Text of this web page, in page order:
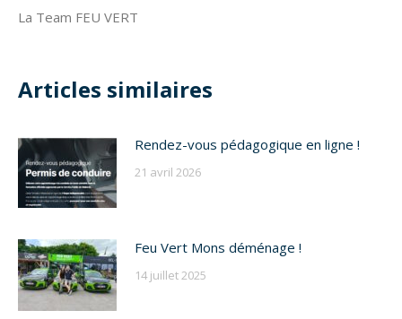
La Team FEU VERT
Articles similaires
Rendez-vous pédagogique en ligne !
21 avril 2026
Feu Vert Mons déménage !
14 juillet 2025